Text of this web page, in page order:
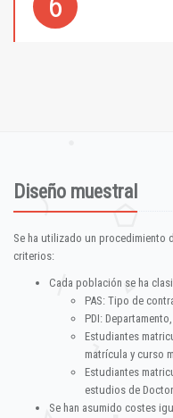
Diseño muestral
Se ha utilizado un procedimiento
criterios:
Cada población se ha
PAS: Tipo de
PDI:
Estudiantes
matrícula y curso
Estudiantes
estudios de
Se han asumido costes